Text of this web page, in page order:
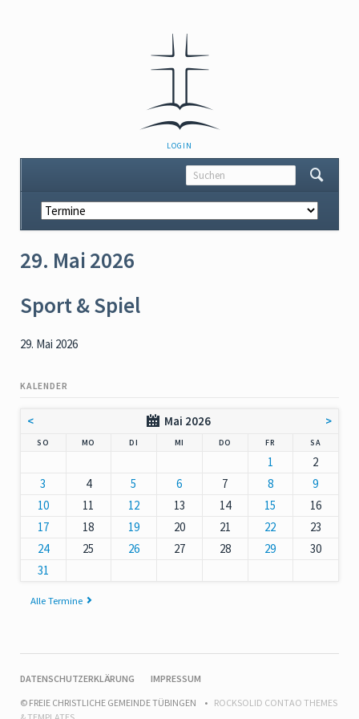
NAVIGATION
ÜBERSPRINGEN
LOGIN
Navigation
überspringen
29. Mai 2026
Sport & Spiel
29. Mai 2026
KALENDER
< Mai 2026 >
SO MO DI MI DO NNERSTAG
FR SAMSTAG
1
2
3
4 5 6 7 8
9
10
11 12 13 14 15
16
17
18 19 20 21 22
23
24
25 26 27 28 29
30
31
Alle Termine
NAVIGATION
DATENSCHUTZERKLÄRUNG
IMPRESSUM
© FREIE CHRISTLICHE GEMEINDE TÜBINGEN
ROCKSOLID CONTAO THEMES